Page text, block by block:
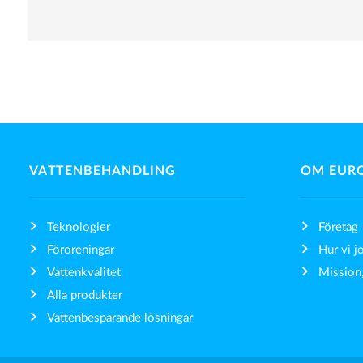
VATTENBEHANDLING
Teknologier
Föroreningar
Vattenkvalitet
Alla produkter
Vattenbesparande lösningar
OM
Företag
Hur vi